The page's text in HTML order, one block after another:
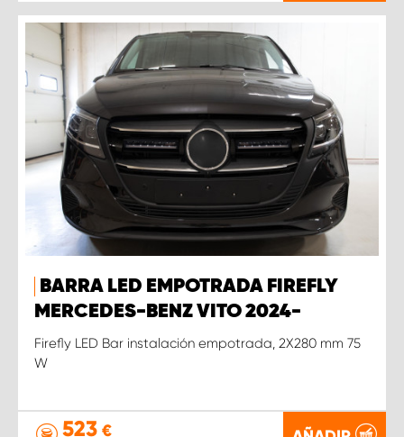
BARRA LED EMPOTRADA FIREFLY
MERCEDES-BENZ VITO 2024-
Firefly LED Bar instalación empotrada, 2X280 mm 75
W
523 €